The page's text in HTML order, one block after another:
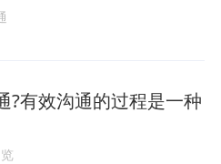
?有效沟通的过程是一种